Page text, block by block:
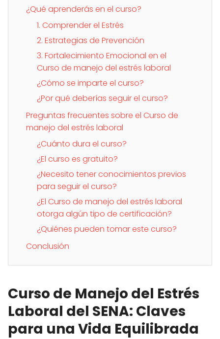
¿Qué aprenderás en el curso?
1. Comprender el Estrés
2. Estrategias de Prevención
3. Fortalecimiento Emocional en el
Curso de manejo del estrés laboral
¿Cómo se imparte el curso?
¿Por qué deberías seguir el curso?
Preguntas frecuentes sobre el Curso de
manejo del estrés laboral
¿Cuánto dura el curso?
¿El curso es gratuito?
¿Necesito tener conocimientos previos
para seguir el curso?
¿El Curso de manejo del estrés laboral
otorga algún tipo de certificación?
¿Quiénes pueden tomar este curso?
Conclusión
Curso de Manejo del Estrés
Laboral del SENA: Claves
para una Vida Equilibrada